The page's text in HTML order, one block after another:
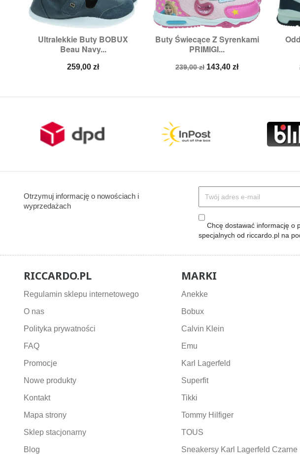
Ultralekkie Buty BOBUX
Beau Navy...
Cena
259,00 zł
Szybki podgląd
Rozmiary:22
Buty Świecące Z Syrenkami
PRIMIGI...
Cena
239,00 zł Cena
143,40 zł
Szybki podgląd
Rozmiary:25,26,27,
Otrzymuj informację o nowościach i
wyprzedażach
Chcę dostawać informację o
specjalnych od riccardo.pl na
RICCARDO.PL
Regulamin sklepu internetowego
O nas
Polityka prywatności
FAQ
Promocje
Nowe produkty
Kontakt
Mapa strony
Sklep stacjonarny
Blog
MARKI
Anekke
Bobux
Calvin Klein
Emu
Karl Lagerfeld
Superfit
Tikki
Tommy Hilfiger
TOUS
Sneakersy Karl Lagerfeld Czarne